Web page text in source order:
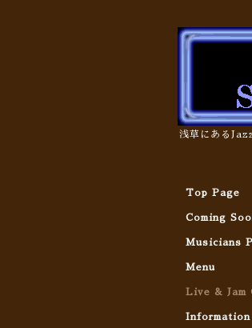
浅草にある
Top Page
Coming
Musicians
Menu
Live & Jam
Information